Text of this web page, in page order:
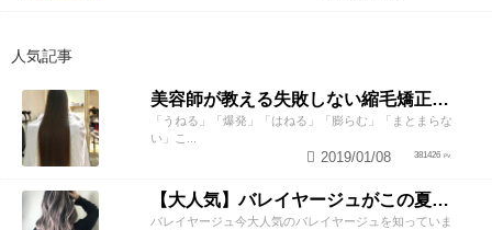
人気記事
美容師が教える失敗しない縮毛矯正の知識と2つのテクニック
「うねる」「爆発」「はねる」「膨らむ」「まとまらな
い」こ...
381426
2019/01/08
【大人気】バレイヤージュがこの夏オススメな理由！！
バレイヤージュ今大人気のバレイヤージュを知っていま